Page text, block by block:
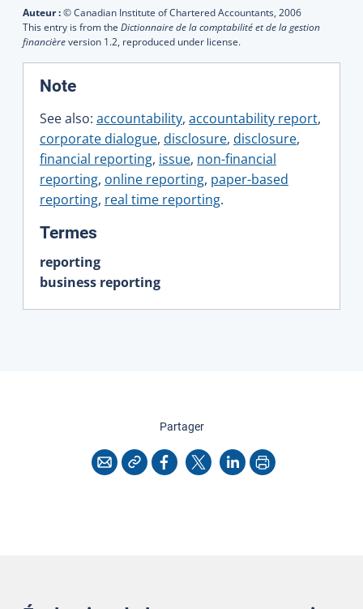
Auteur :© Canadian Institute of Chartered Accountants, 2006
This entry is from the Dictionnaire de la comptabilité et de la gestion
financièreversion 1.2, reproduced under license.
Note:
See also: accountability, accountability report,
corporate dialogue, disclosure, disclosure,
financial reporting, issue, non-financial
reporting, online reporting, paper-based
reporting, real time reporting.
Termes
reporting
business reporting
Partagercette page
CourrielCopier l'adresse
Facebook
X LinkedInImprimer